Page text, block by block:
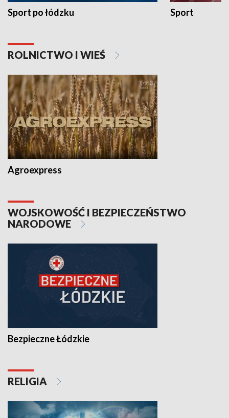
Sport po łódzku Sport
ROLNICTWO I WIEŚ
Agroexpress
WOJSKOWOŚĆ I BEZPIECZEŃSTWO
NARODOWE
Bezpieczne Łódzkie
RELIGIA